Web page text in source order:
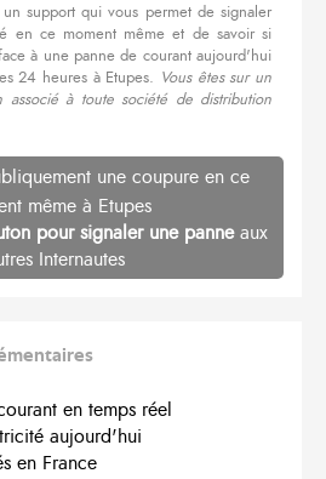
support qui vous permet de signaler
en ce moment même et de savoir si
à une panne de courant aujourd'hui
24 heures à Etupes. Vous êtes sur un
associé à toute société de distribution
une coupure en ce
même à Etupes
pour signaler une panneaux
Internautes
en temps réel
aujourd'hui
en France